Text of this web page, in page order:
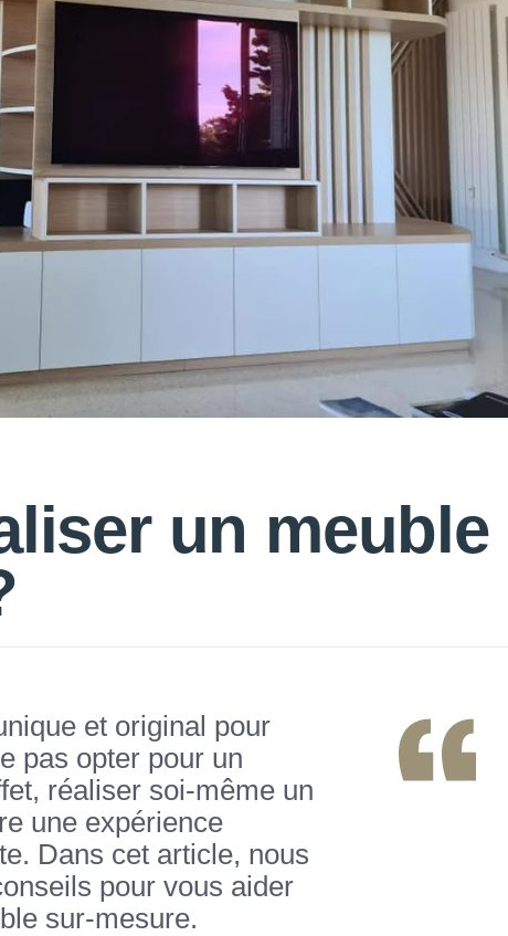
un meuble
et original pour
pas opter pour un
réaliser soi-même un
une expérience
Dans cet article, nous
pour vous aider
sur-mesure.